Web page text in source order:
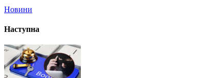
Новини
Наступна